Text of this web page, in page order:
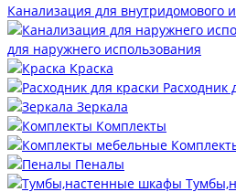
Канализация для внутридомового
для наружнего использования
Краска
Расходник
Зеркала
Комплекты
Пеналы